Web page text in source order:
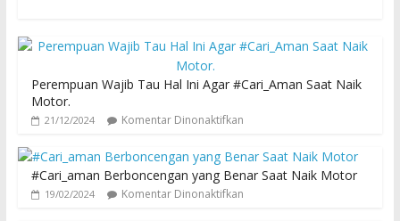
Perempuan Wajib Tau Hal Ini Agar #Cari_Aman Saat Naik
Motor.
21/12/2024 Komentar Dinonaktifkan
#Cari_aman Berboncengan yang Benar Saat Naik Motor
19/02/2024 Komentar Dinonaktifkan